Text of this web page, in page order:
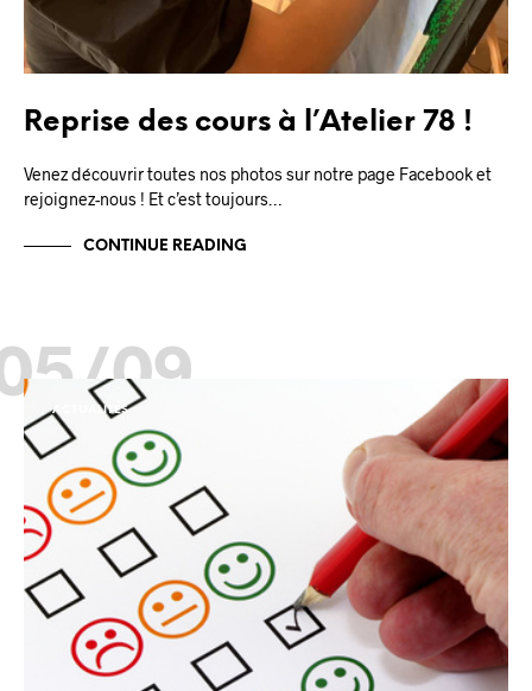
Reprise des cours à l’Atelier 78 !
Venez découvrir toutes nos photos sur notre page Facebook et
rejoignez-nous ! Et c’est toujours…
CONTINUE READING
09
ACTUALITÉS